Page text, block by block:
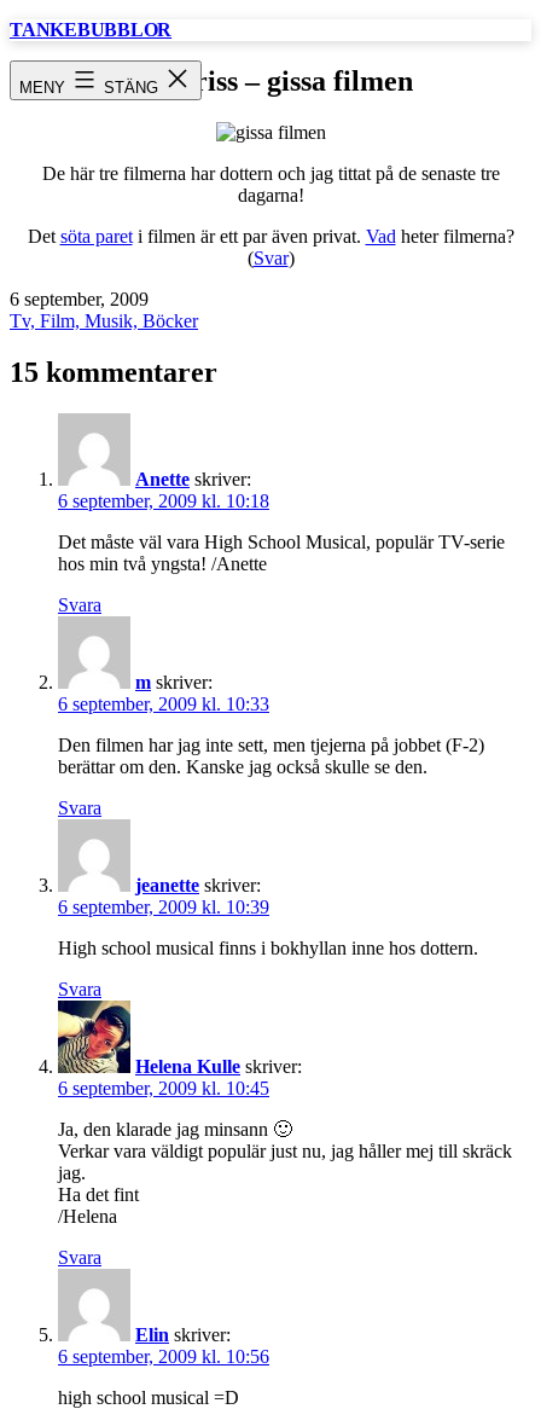
Hoppa
TANKEBUBBLOR
MENY STÄNG
Fototriss – gissa filmen
De här tre filmerna har dottern och jag tittat på de senaste tre
dagarna!
Det söta pareti filmen är ett par även privat. Vad heter filmerna?
(Svar)
Publicerat
den
6 september, 2009
Kategoriserat
Tv, Film, Musik, Böcker
15 kommentarer
Anette skriver:
6 september, 2009 kl. 10:18
Det måste väl vara High School Musical, populär TV-serie
hos min två yngsta! /Anette
Svara
m skriver:
6 september, 2009 kl. 10:33
Den filmen har jag inte sett, men tjejerna på jobbet (F-2)
berättar om den. Kanske jag också skulle se den.
Svara
jeanette skriver:
6 september, 2009 kl. 10:39
High school musical finns i bokhyllan inne hos dottern.
Svara
Helena Kulle skriver:
6 september, 2009 kl. 10:45
Ja, den klarade jag minsann 🙂
Verkar vara väldigt populär just nu, jag håller mej till skräck
jag.
Ha det fint
/Helena
Svara
Elin skriver:
6 september, 2009 kl. 10:56
high school musical =D